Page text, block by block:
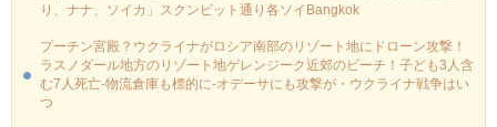
り、ナナ、ソイカ」スクンビット通り各ソイBangkok
プーチン宮殿？ウクライナがロシア南部のリゾート地にドローン攻撃！
ラスノダール地方のリゾート地ゲレンジーク近郊のビーチ！子ども3人含
む7人死亡-物流倉庫も標的に‐オデーサにも攻撃が・ウクライナ戦争はい
つ